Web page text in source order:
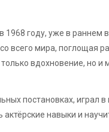
году, уже в раннем
всего мира, поглощая
вдохновение, но
постановках, играл
навыки и